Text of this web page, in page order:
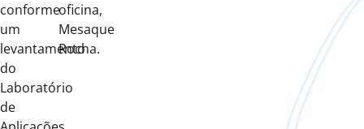
conforme
um
levantamento
do
Laboratório
de
oficina,
Mesaque
Rocha.